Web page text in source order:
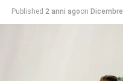
Published 2 anni agoon